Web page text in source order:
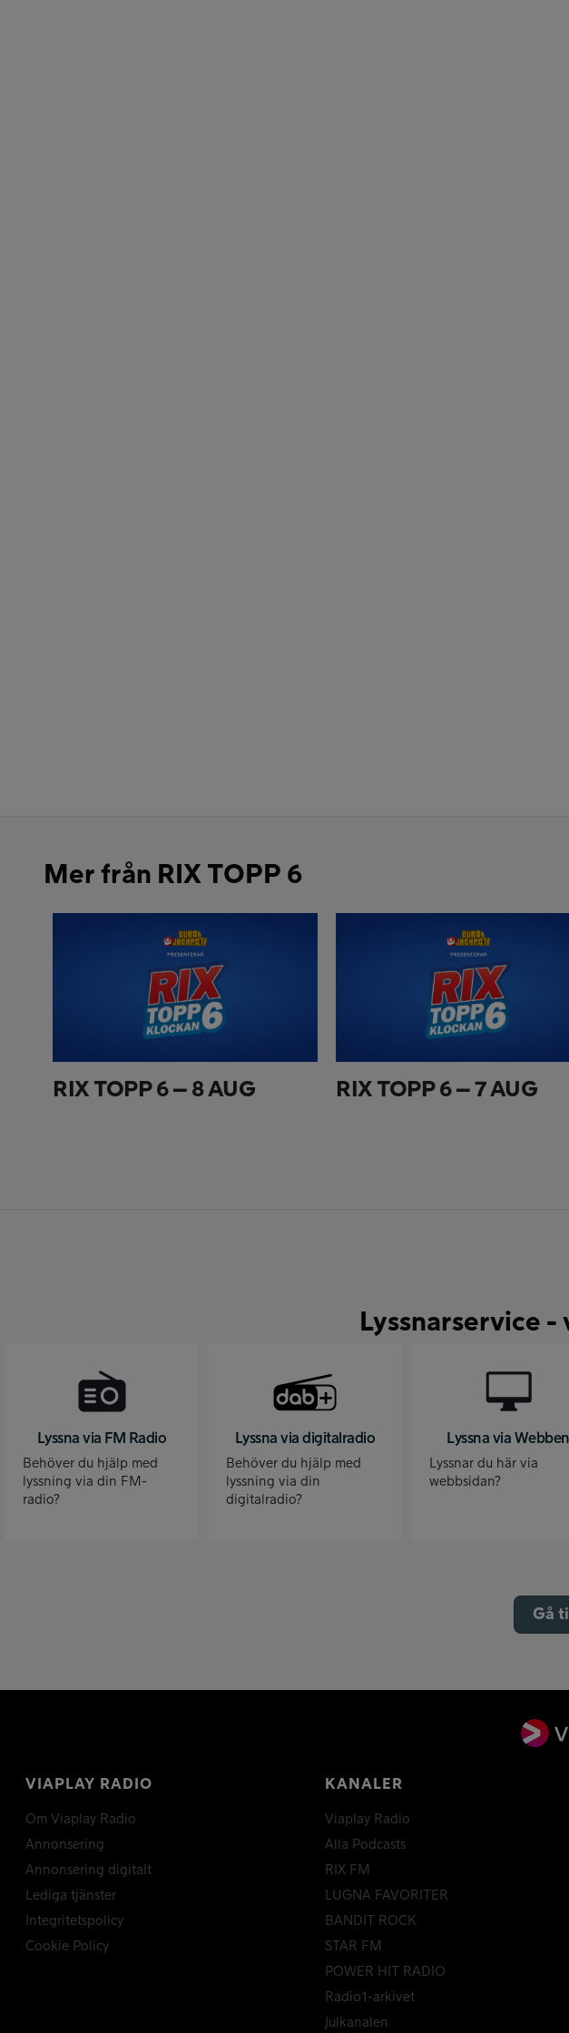
Mer från RIX TOPP 6
RIX TOPP 6 – 8 AUG RIX TOPP 6 – 7 AUG
Lyssnarservice
Lyssna via FM Radio
Behöver du hjälp med
lyssning via din FM-
radio?
Lyssna via digitalradio
Behöver du hjälp med
lyssning via din
digitalradio?
Lyssna via Webben
Lyssnar du här via
webbsidan?
Gå
VIAPLAY RADIO
Om Viaplay Radio
Annonsering
Annonsering digitalt
Lediga tjänster
Integritetspolicy
Cookie Policy
KANALER
Viaplay Radio
Alla Podcasts
RIX FM
LUGNA FAVORITER
BANDIT ROCK
STAR FM
POWER HIT RADIO
Radio1-arkivet
Julkanalen